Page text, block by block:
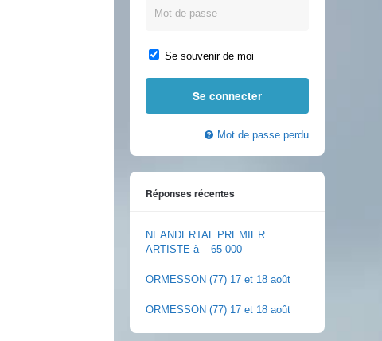
Se souvenir de moi
Mot de passe perdu
Réponses récentes
NEANDERTAL PREMIER
ARTISTE à – 65 000
ORMESSON (77) 17 et 18 août
ORMESSON (77) 17 et 18 août